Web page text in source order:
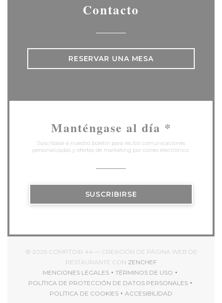
Contacto
RESERVAR UNA MESA
Manténgase al día *
Suscríbase a nuestro boletín para recibir comunicaciones
personalizadas y ofertas de marketing por correo electrónico.
SUSCRIBIRSE
© 2026 COMPTOIR 44 — CREACIÓN DE PÁGINA WEB DE
RESTAURANTE CON ZENCHEF((ABRE EN UNA
MENCIONES LEGALES
((ABRE EN UNA NUEVA VENTANA))
TÉRMINOS DE USO
((ABRE EN UNA NUEVA
POLÍTICA DE PROTECCIÓN DE DATOS PERSONALES
((ABRE EN UNA NUEVA VENTANA))
POLÍTICA DE COOKIES
((ABRE EN UNA NUEVA VENTANA))
ACCESIBILIDAD
((ABRE EN UNA NUEVA